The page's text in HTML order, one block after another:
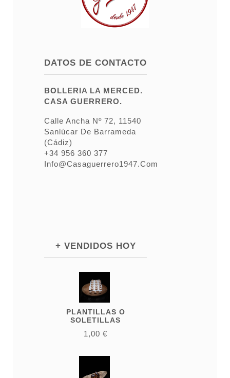
DATOS DE CONTACTO
BOLLERIA LA MERCED.
CASA GUERRERO.
Calle Ancha Nº 72, 11540
Sanlúcar De Barrameda
(Cádiz)
+34 956 360 377
Info@casaguerrero1947.com
+ VENDIDOS HOY
PLANTILLAS O
SOLETILLAS
1,00 €